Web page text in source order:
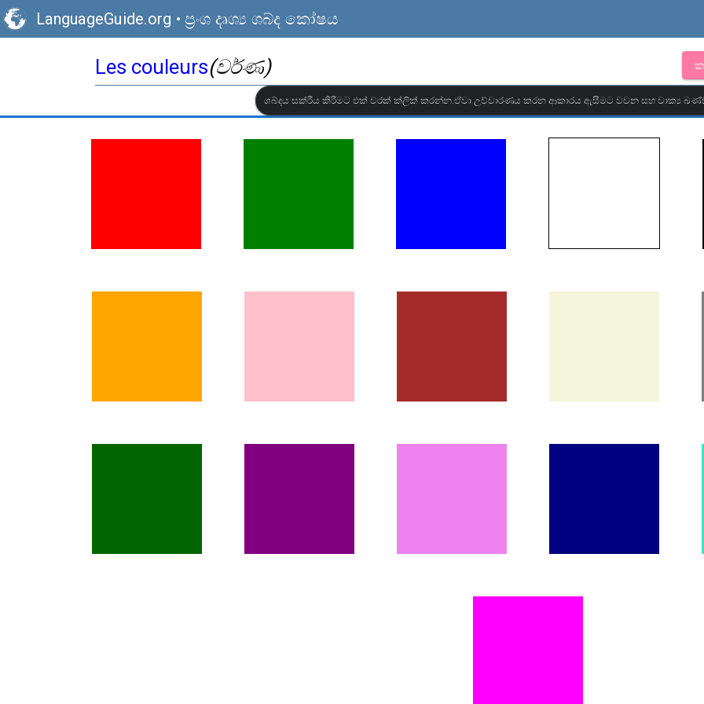
LanguageGuide.org • ප්‍රංශ දෘශ්‍ය ශබ්ද කෝෂය
Les couleurs(වර්ණ)
ශබ්දය සක්රීය කිරීමට එක් වරක් ක්ලික් කරන්න.ඒවා උච්චාරණය කරන ආකාරය ඇසීමට වචන සහ වාක්‍ය